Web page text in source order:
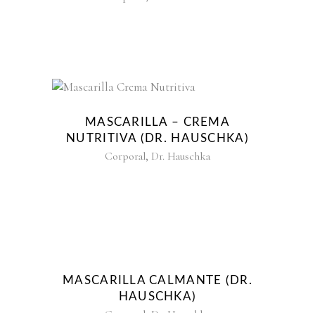
MASCARILLA – CREMA
NUTRITIVA (DR. HAUSCHKA)
Corporal, Dr. Hauschka
MASCARILLA CALMANTE (DR.
HAUSCHKA)